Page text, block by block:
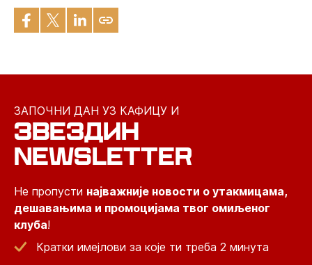
ЗАПОЧНИ ДАН УЗ КАФИЦУ И
ЗВЕЗДИН
NEWSLETTER
Не пропусти најважније новости о утакмицама,
дешавањима и промоцијама твог омиљеног
клуба!
Кратки имејлови за које ти треба 2 минута